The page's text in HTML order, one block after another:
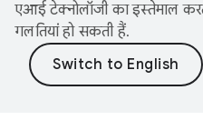
एआई टेक्नोलॉजी का इस्तेमाल
गलतियां हो सकती हैं.